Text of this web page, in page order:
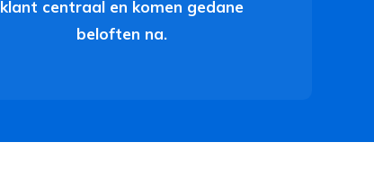
klant centraal en komen gedane
beloften na.